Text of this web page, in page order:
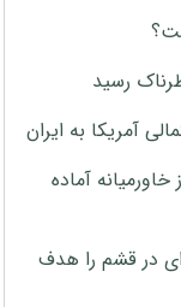
رسید
آمریکا به ایران
آماده
خانه‌ای در قشم را هدف